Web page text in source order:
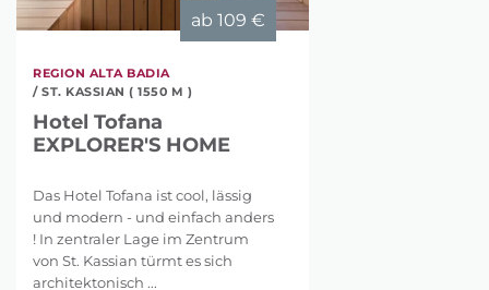
ab 109 €
REGION ALTA BADIA
/ ST. KASSIAN ( 1550 M )
Hotel Tofana
EXPLORER'S HOME
Das Hotel Tofana ist cool, lässig
und modern - und einfach anders
! In zentraler Lage im Zentrum
von St. Kassian türmt es sich
architektonisch ...